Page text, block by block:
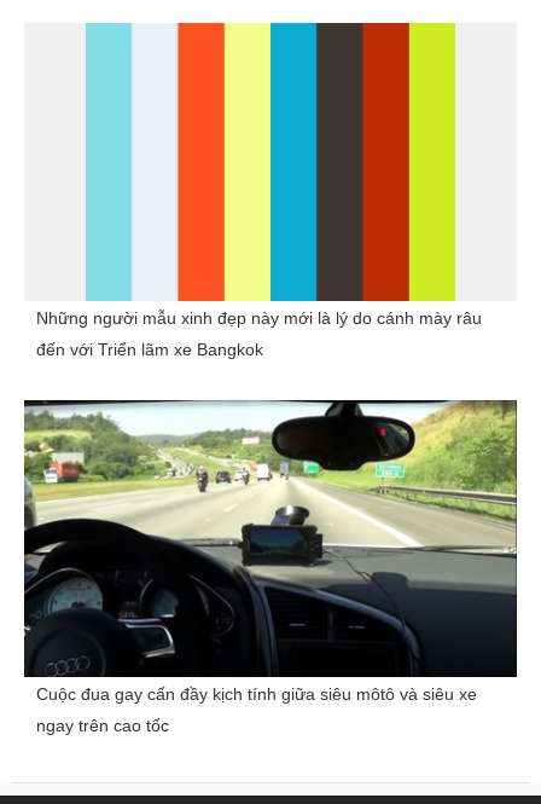
Những người mẫu xinh đẹp này mới là lý do cánh mày râu
đến với Triển lãm xe Bangkok
Cuộc đua gay cấn đầy kịch tính giữa siêu môtô và siêu xe
ngay trên cao tốc